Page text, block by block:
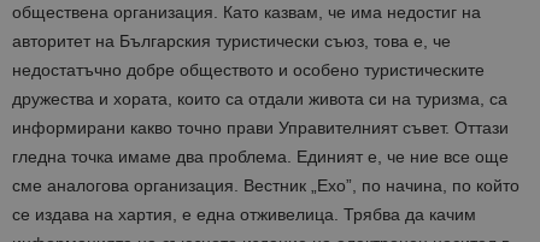
обществена организация. Като казвам, че има недостиг на
авторитет на Българския туристически съюз, това е, че
недостатъчно добре обществото и особено туристическите
дружества и хората, които са отдали живота си на туризма, са
информирани какво точно прави Управителният съвет. Оттази
гледна точка имаме два проблема. Единият е, че ние все още
сме аналогова организация. Вестник „Ехо”, по начина, по който
се издава на хартия, е една отживелица. Трябва да качим
Таргетиране Функционалност
Строго необходимите бисквитки позволяват
основната функционалност на уебсайта, като
потребителско влизане и управление на
акаунта. Уебсайтът не може да се използва
правилно без строго необходими бисквитки.
Име
Доставчик
Домейн
Валиден
до